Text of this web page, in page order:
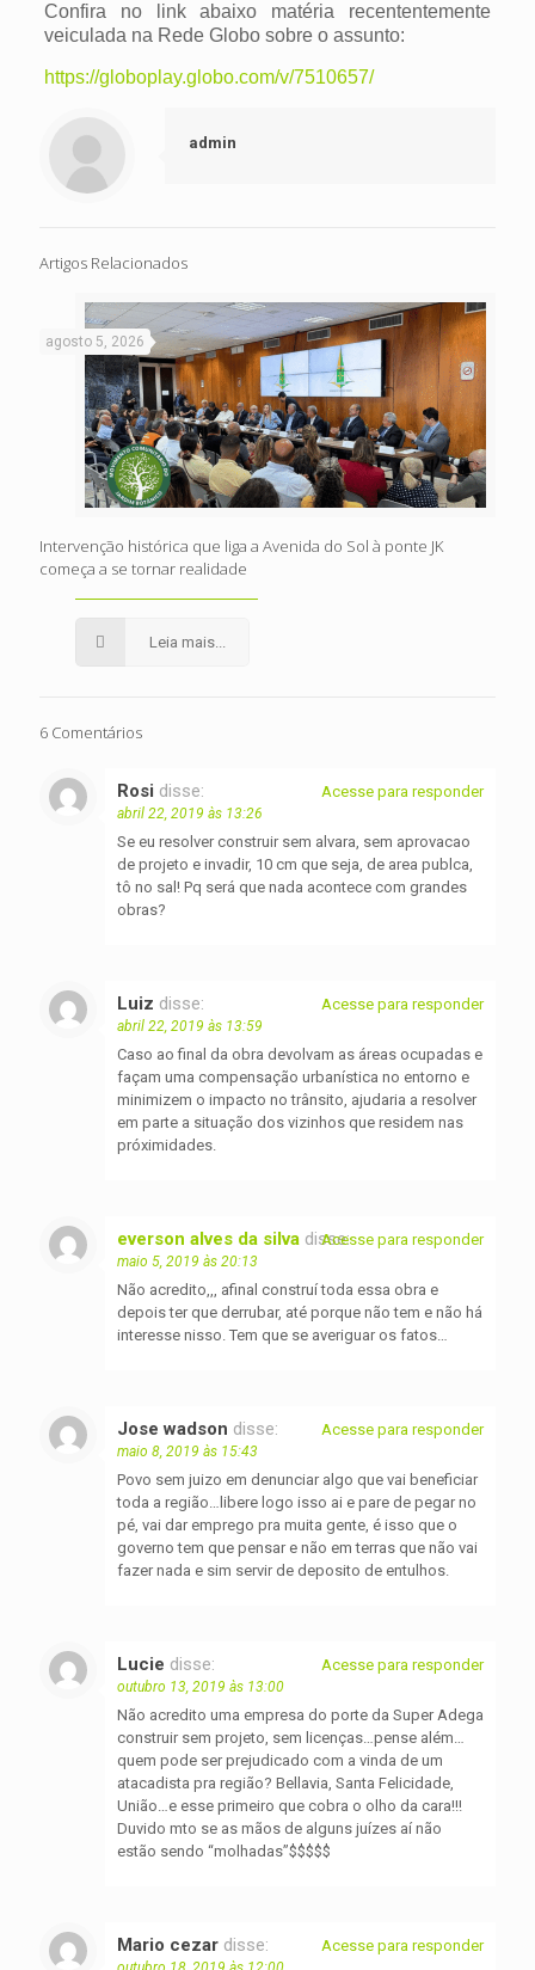
Confira no link abaixo matéria recententemente
veiculada na Rede Globo sobre o assunto:
https://globoplay.globo.com/v/7510657/
admin
Artigos Relacionados
agosto 5, 2026
Intervenção histórica que liga a Avenida do Sol à ponte JK
começa a se tornar realidade
Leia mais...
6 Comentários
Rosi disse:
abril 22, 2019 às 13:26
Se eu resolver construir sem alvara, sem aprovacao
de projeto e invadir, 10 cm que seja, de area publca,
tô no sal! Pq será que nada acontece com grandes
obras?
Acesse para responder
Luiz disse:
abril 22, 2019 às 13:59
Caso ao final da obra devolvam as áreas ocupadas e
façam uma compensação urbanística no entorno e
minimizem o impacto no trânsito, ajudaria a resolver
em parte a situação dos vizinhos que residem nas
próximidades.
Acesse para responder
everson alves da silva disse:
maio 5, 2019 às 20:13
Não acredito,,, afinal construí toda essa obra e
depois ter que derrubar, até porque não tem e não há
interesse nisso. Tem que se averiguar os fatos…
Acesse para responder
Jose wadson disse:
maio 8, 2019 às 15:43
Povo sem juizo em denunciar algo que vai beneficiar
toda a região…libere logo isso ai e pare de pegar no
pé, vai dar emprego pra muita gente, é isso que o
governo tem que pensar e não em terras que não vai
fazer nada e sim servir de deposito de entulhos.
Acesse para responder
Lucie disse:
outubro 13, 2019 às 13:00
Não acredito uma empresa do porte da Super Adega
construir sem projeto, sem licenças…pense além…
quem pode ser prejudicado com a vinda de um
atacadista pra região? Bellavia, Santa Felicidade,
União…e esse primeiro que cobra o olho da cara!!!
Duvido mto se as mãos de alguns juízes aí não
estão sendo “molhadas”$$$$$
Acesse para responder
Mario cezar disse: Acesse para responder